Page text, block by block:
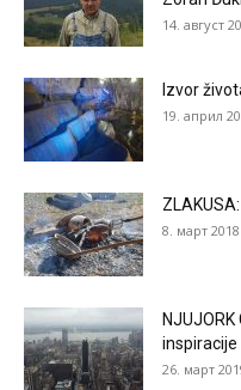
14. август
Izvor
19. април
8. март 2018.
inspiracije
26. март